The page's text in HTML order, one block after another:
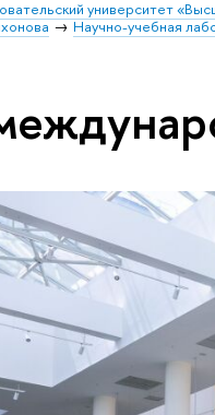
университет
Научно-учебная